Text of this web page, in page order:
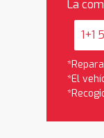
La
1+1
*El